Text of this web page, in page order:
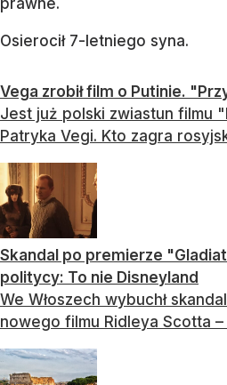
Osierocił 7-letniego syna.
Vega zrobił film o Putinie.
Jest już polski zwiastun filmu
Patryka Vegi. Kto zagra
Skandal po premierze
politycy: To nie Disneyland
We Włoszech wybuchł
nowego filmu Ridleya Scotta